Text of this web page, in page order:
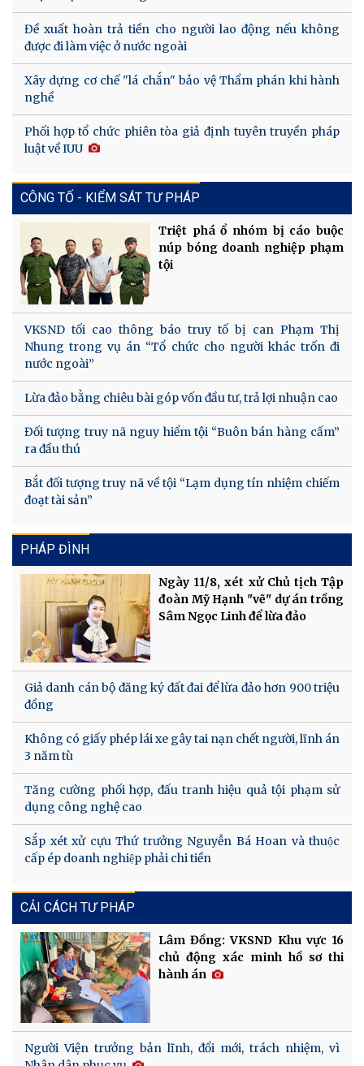
Đề xuất hoàn trả tiền cho người lao động nếu không
được đi làm việc ở nước ngoài
Xây dựng cơ chế "lá chắn" bảo vệ Thẩm phán khi hành
nghề
Phối hợp tổ chức phiên tòa giả định tuyên truyền pháp
luật về IUU
CÔNG TỐ - KIỂM SÁT TƯ PHÁP
Triệt phá ổ nhóm bị cáo buộc
núp bóng doanh nghiệp phạm
tội
VKSND tối cao thông báo truy tố bị can Phạm Thị
Nhung trong vụ án “Tổ chức cho người khác trốn đi
nước ngoài”
Lừa đảo bằng chiêu bài góp vốn đầu tư, trả lợi nhuận cao
Đối tượng truy nã nguy hiểm tội “Buôn bán hàng cấm”
ra đầu thú
Bắt đối tượng truy nã về tội “Lạm dụng tín nhiệm chiếm
đoạt tài sản”
PHÁP ĐÌNH
Ngày 11/8, xét xử Chủ tịch Tập
đoàn Mỹ Hạnh "vẽ" dự án trồng
Sâm Ngọc Linh để lừa đảo
Giả danh cán bộ đăng ký đất đai để lừa đảo hơn 900 triệu
đồng
Không có giấy phép lái xe gây tai nạn chết người, lĩnh án
3 năm tù
Tăng cường phối hợp, đấu tranh hiệu quả tội phạm sử
dụng công nghệ cao
Sắp xét xử cựu Thứ trưởng Nguyễn Bá Hoan và thuộc
cấp ép doanh nghiệp phải chi tiền
CẢI CÁCH TƯ PHÁP
Lâm Đồng: VKSND Khu vực 16
chủ động xác minh hồ sơ thi
hành án
Người Viện trưởng bản lĩnh, đổi mới, trách nhiệm, vì